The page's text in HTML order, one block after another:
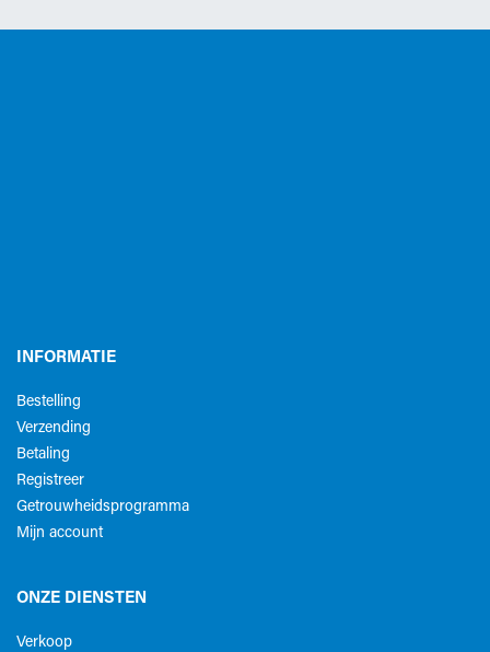
INFORMATIE
Bestelling
Verzending
Betaling
Registreer
Getrouwheidsprogramma
Mijn account
ONZE DIENSTEN
Verkoop